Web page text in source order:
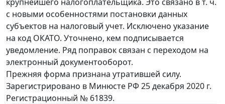
с новыми особенностями постановки данных
субъектов на налоговый учет. Исключено указание
на код ОКАТО. Уточнено, кем подписывается
уведомление. Ряд поправок связан с переходом на
электронный документооборот.
Прежняя форма признана утратившей силу.
Зарегистрировано в Минюсте РФ 25 декабря 2020 г.
Регистрационный № 61839.